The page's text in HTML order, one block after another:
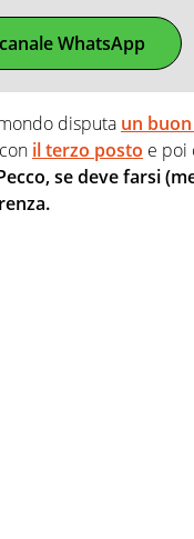
WhatsApp
disputa un
il terzo posto e poi
se deve farsi